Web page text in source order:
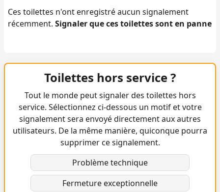
Ces toilettes n'ont enregistré aucun signalement
récemment. Signaler que ces toilettes sont en panne
Toilettes hors service ?
Tout le monde peut signaler des toilettes hors
service. Sélectionnez ci-dessous un motif et votre
signalement sera envoyé directement aux autres
utilisateurs. De la même manière, quiconque pourra
supprimer ce signalement.
Problème technique
Fermeture exceptionnelle